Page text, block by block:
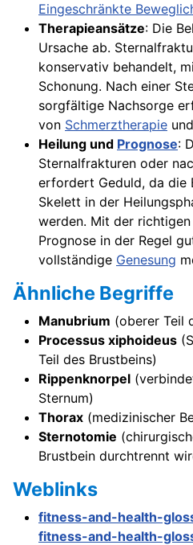
Eingeschränkte
Therapieansätze: Die
Ursache ab.
konservativ behandelt,
Schonung. Nach einer
sorgfältige Nachsorge
von Schmerztherapie und
Heilung und Prognose:
Sternalfrakturen oder
erfordert Geduld, da die
Skelett in der
werden. Mit der
Prognose in der Regel
vollständige Genesung
Ähnliche Begriffe
Manubrium (oberer Teil
Processus xiphoideus
Teil des Brustbeins)
Rippenknorpel
Sternum)
Thorax (medizinischer
Sternotomie
Brustbein durchtrennt
Weblinks
fitness-and-health-
fitness-and-health-